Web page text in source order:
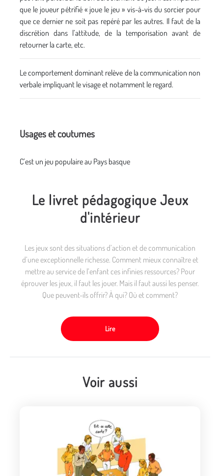
que le joueur pétrifié « joue le jeu » vis-à-vis du sorcier pour
que ce dernier ne soit pas repéré par les autres. Il faut de la
discrétion dans l’attitude, de la temporisation avant de
retourner la carte, etc.
Le comportement dominant relève de la communication non
verbale impliquant le visage et notamment le regard.
Usages et coutumes
C’est un jeu populaire au Pays basque
Le livret pédagogique Jeux
d'intérieur
Les jeux sont des situations d’action et de communication
d’une exceptionnelle richesse. Comment mieux connaître et
mettre au service de l’enfant ces infinies ressources? Pour
éprouver les jeux, il faut les jouer. Mais il faut aussi les penser.
Que peuvent-ils offrir? À qui? Où et comment?
Lire
Voir aussi